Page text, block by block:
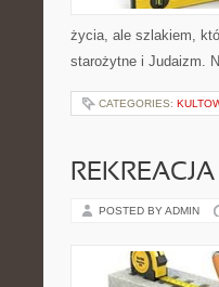
życia, ale szlakiem,
starożytne i Judaizm.
CATEGORIES:
POSTED BY ADMIN